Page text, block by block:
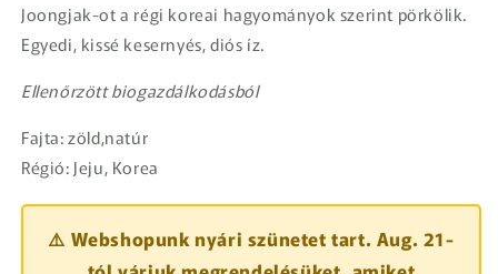
Joongjak-ot a régi koreai hagyományok szerint pörkölik.
Egyedi, kissé kesernyés, diós íz.
Ellenőrzött biogazdálkodásból
Fajta: zöld,natúr
Régió: Jeju, Korea
⚠️ Webshopunk nyári szünetet tart. Aug. 21-